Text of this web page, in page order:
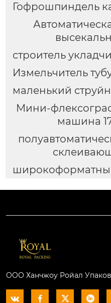
Гофрошпиндель
строитель
Измельчитель
маленький
Мини-
машина
ООО Ханчжоу Ройал
   